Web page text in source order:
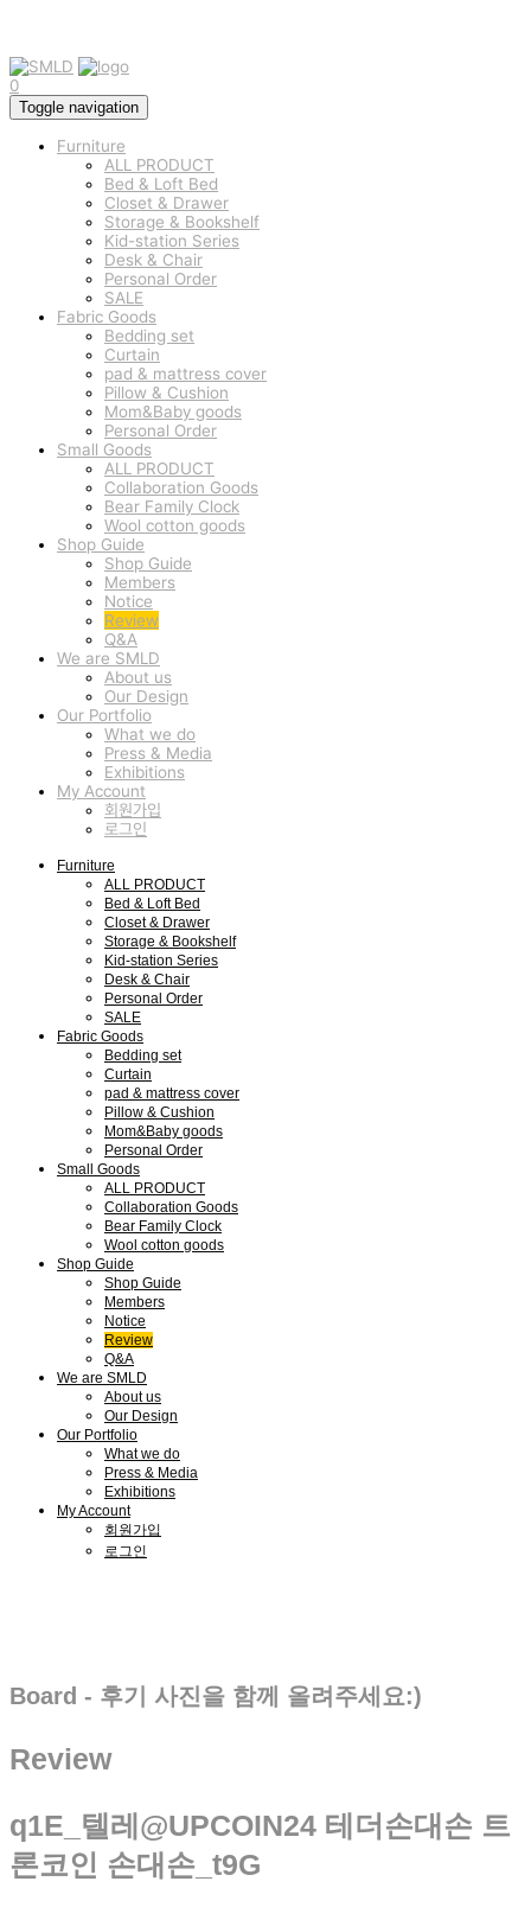
0
Toggle navigation
Furniture
ALL PRODUCT
Bed & Loft Bed
Closet & Drawer
Storage & Bookshelf
Kid-station Series
Desk & Chair
Personal Order
SALE
Fabric Goods
Bedding set
Curtain
pad & mattress cover
Pillow & Cushion
Mom&Baby goods
Personal Order
Small Goods
ALL PRODUCT
Collaboration Goods
Bear Family Clock
Wool cotton goods
Shop Guide
Shop Guide
Members
Notice
Review
Q&A
We are SMLD
About us
Our Design
Our Portfolio
What we do
Press & Media
Exhibitions
My Account
회원가입
로그인
Furniture
ALL PRODUCT
Bed & Loft Bed
Closet & Drawer
Storage & Bookshelf
Kid-station Series
Desk & Chair
Personal Order
SALE
Fabric Goods
Bedding set
Curtain
pad & mattress cover
Pillow & Cushion
Mom&Baby goods
Personal Order
Small Goods
ALL PRODUCT
Collaboration Goods
Bear Family Clock
Wool cotton goods
Shop Guide
Shop Guide
Members
Notice
Review
Q&A
We are SMLD
About us
Our Design
Our Portfolio
What we do
Press & Media
Exhibitions
My Account
회원가입
로그인
Board - 후기 사진을 함께 올려주세요:)
Review
q1E_텔레@UPCOIN24 테더손대손 트
론코인 손대손_t9G